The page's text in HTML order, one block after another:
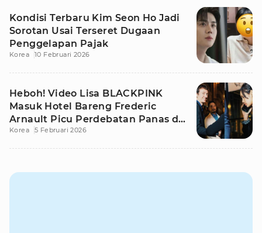
Kondisi Terbaru Kim Seon Ho Jadi
Sorotan Usai Terseret Dugaan
Penggelapan Pajak
Korea 10 Februari 2026
Heboh! Video Lisa BLACKPINK
Masuk Hotel Bareng Frederic
Arnault Picu Perdebatan Panas di
Medsos
Korea 5 Februari 2026